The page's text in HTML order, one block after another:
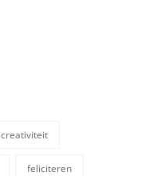
creativiteit
feliciteren